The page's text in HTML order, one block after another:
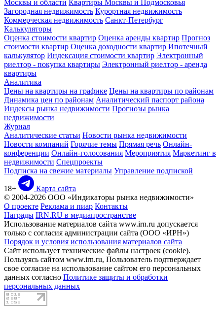
Москвы и области Квартиры Москвы и Подмосковья
Загородная недвижимость Курортная недвижимость
Коммерческая недвижимость Санкт-Петербург
Калькуляторы
Оценка стоимости квартир Оценка аренды квартир Прогноз
стоимости квартир Оценка доходности квартир Ипотечный
калькулятор Индексация стоимости квартир Электронный
риелтор - покупка квартиры Электронный риелтор - аренда
квартиры
Аналитика
Цены на квартиры на графике Цены на квартиры по районам
Динамика цен по районам Аналитический паспорт района
Индексы рынка недвижимости Прогнозы рынка
недвижимости
Журнал
Аналитические статьи Новости рынка недвижимости
Новости компаний Горячие темы Прямая речь Онлайн-
конференции Онлайн-голосования Мероприятия Маркетинг в
недвижимости Спецпроекты
Подписка на свежие материалы Управление подпиской
18+
Карта сайта
© 2004-2026 ООО «Индикаторы рынка недвижимости»
О проекте Реклама и пиар Контакты
Награды IRN.RU в медиапространстве
Использование материалов сайта www.irn.ru допускается
только с согласия администрации сайта (ООО «ИРН»)
Порядок и условия использования материалов сайта
Сайт использует технические файлы настроек (cookie).
Пользуясь сайтом www.irn.ru, Пользователь подтверждает
свое согласие на использование сайтом его персональных
данных согласно Политике защиты и обработки
персональных данных